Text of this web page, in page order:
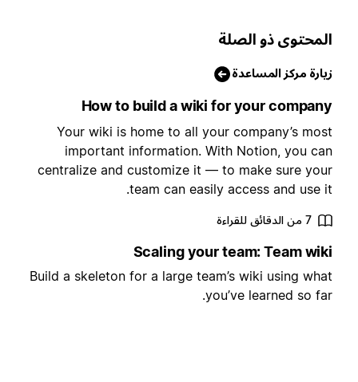
ذو الصلة
مركز المساعدة
How to build a wiki for your
Your wiki is home to all your company’s
important information. With Notion, you
centralize and customize it — to make sure
team can easily access and use
Scaling your team: Team
Build a skeleton for a large team’s wiki using
you’ve learned so